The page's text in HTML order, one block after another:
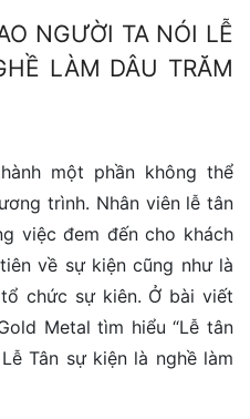
NGƯỜI TA NÓI LỄ
LÀM DÂU TRĂM
một phần không thể
trình. Nhân viên lễ tân
việc đem đến cho khách
về sự kiện cũng như là
chức sự kiên. Ở bài viết
Metal tìm hiểu “Lễ tân
Tân sự kiện là nghề làm